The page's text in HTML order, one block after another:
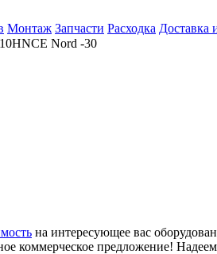
Монтаж Запчасти Расходка Доставка
Nord -30
на интересующее вас
коммерческое предложение!